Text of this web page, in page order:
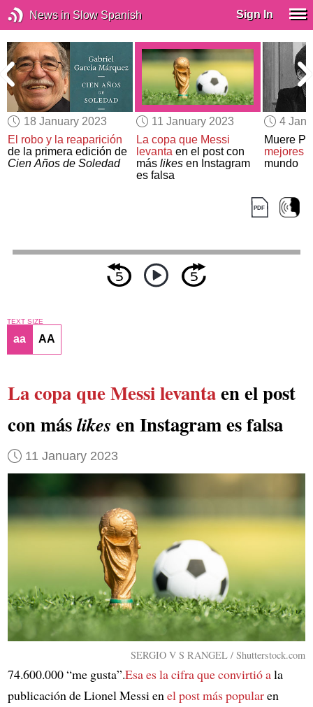
News in Slow Spanish Sign In
18 January 2023
El robo y la reaparición
de la primera edición de
Cien Años de Soledad
11 January 2023
La copa que Messi
levantaen el post con
más likesen Instagram
es falsa
4
Muere
mejores
mundo
TEXT SIZE
aa AA
La copa que Messi levantaen el post
con máslikes en Instagram es falsa
11 January 2023
SERGIO V S RANGEL / Shutterstock.com
74.600.000 “me gusta”.Esa es la cifra que convirtió ala
publicación de Lionel Messi enel post más popularen